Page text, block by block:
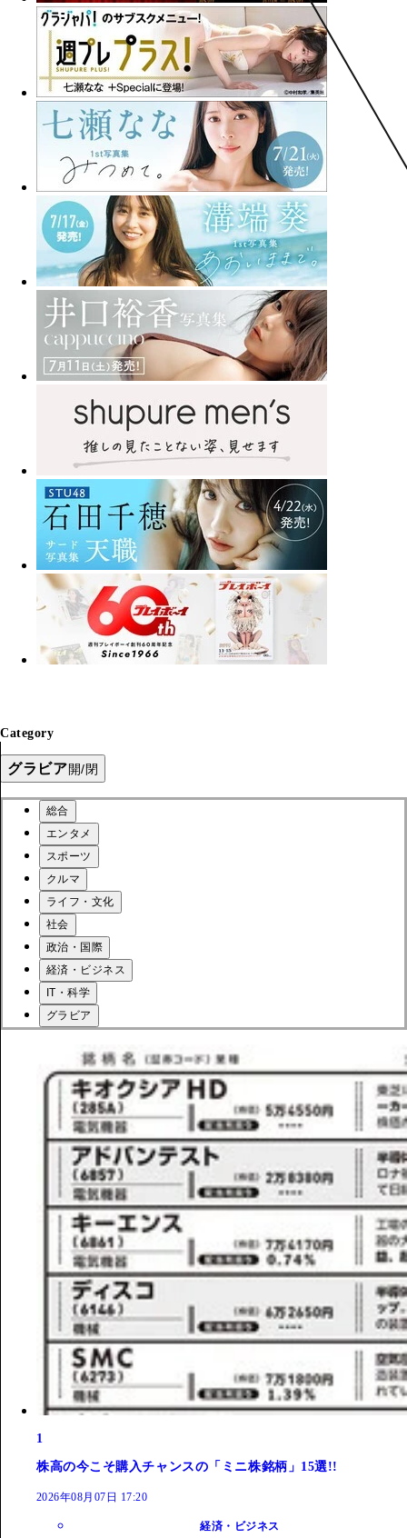
Category
グラビア開/閉
総合
エンタメ
スポーツ
クルマ
ライフ・文化
社会
政治・国際
経済・ビジネス
IT・科学
グラビア
1
株高の今こそ購入チャンスの「ミニ株銘柄」15選!!
2026年08月07日 17:20
経済・ビジネス